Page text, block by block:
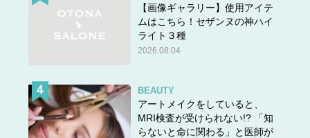
【画像ギャラリー】使用アイテ
ムはこちら！セザンヌの神ハイ
ライト３種
2026.08.04
BEAUTY
アートメイクをしていると、
MRI検査が受けられない!? 「知
らないと命に関わる」と医師が